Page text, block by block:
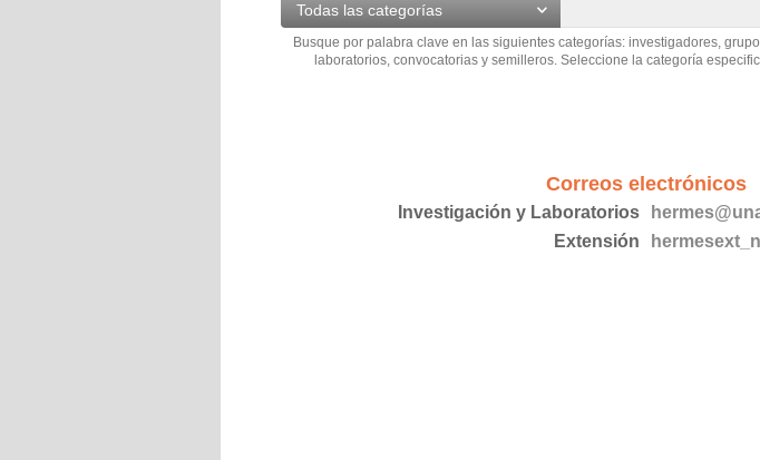
Todas las categorías
Busque por palabra clave en las siguientes categorías: investigadores,
laboratorios, convocatorias y semilleros. Seleccione la categoría
Correos electrónicos
Investigación y Laboratorios
Extensión